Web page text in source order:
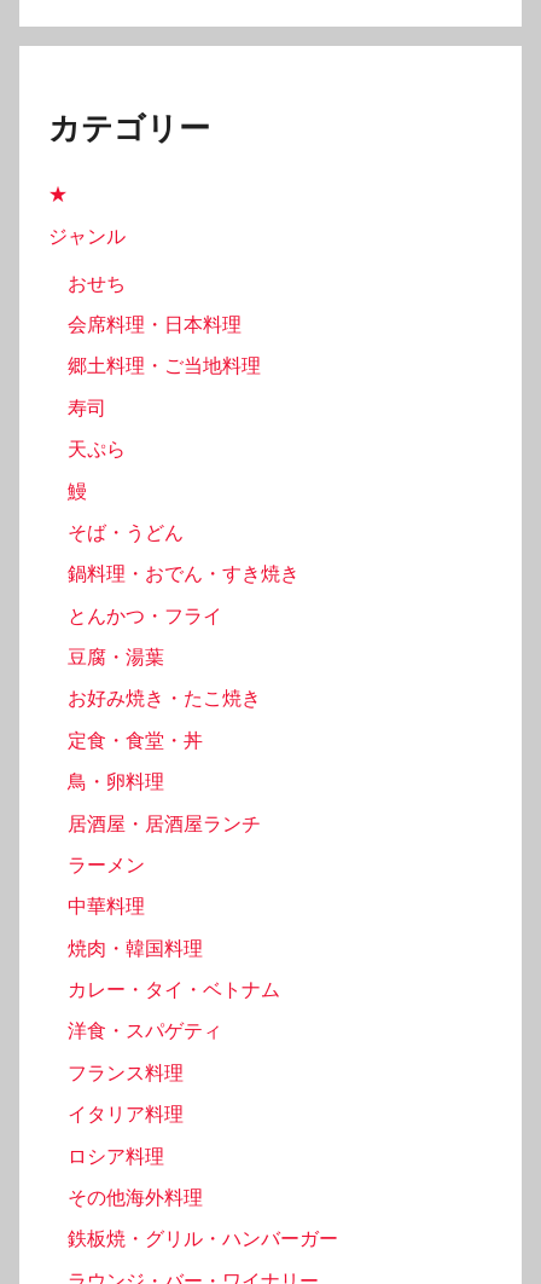
カテゴリー
★
ジャンル
おせち
会席料理・日本料理
郷土料理・ご当地料理
寿司
天ぷら
鰻
そば・うどん
鍋料理・おでん・すき焼き
とんかつ・フライ
豆腐・湯葉
お好み焼き・たこ焼き
定食・食堂・丼
鳥・卵料理
居酒屋・居酒屋ランチ
ラーメン
中華料理
焼肉・韓国料理
カレー・タイ・ベトナム
洋食・スパゲティ
フランス料理
イタリア料理
ロシア料理
その他海外料理
鉄板焼・グリル・ハンバーガー